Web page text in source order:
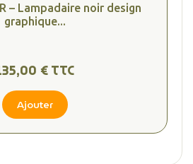
– Lampadaire noir design
graphique...
€ TTC
Ajouter